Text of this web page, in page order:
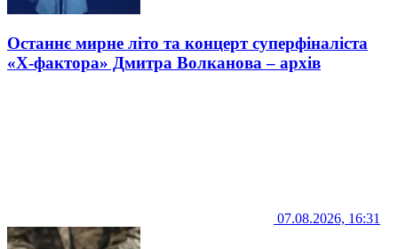
Останнє мирне літо та концерт суперфіналіста
«Х-фактора» Дмитра Волканова – архів
07.08.2026, 16:31